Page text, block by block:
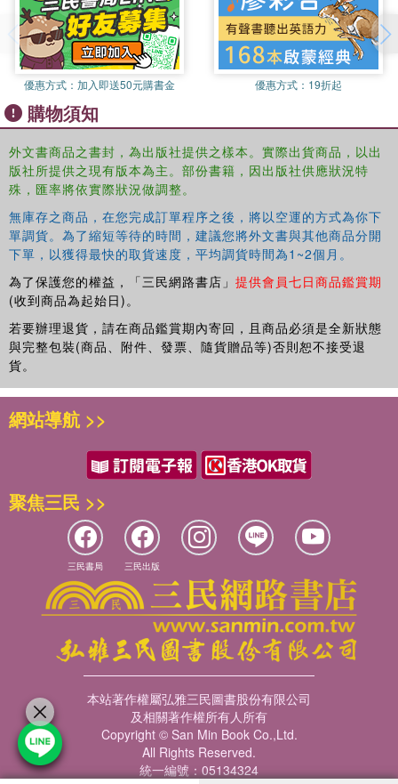
優惠方式： 加入即送50元購書金 優惠方式： 19折起
購物須知
外文書商品之書封，為出版社提供之樣本。實際出貨商品，以出
版社所提供之現有版本為主。部份書籍，因出版社供應狀況特
殊，匯率將依實際狀況做調整。
無庫存之商品，在您完成訂單程序之後，將以空運的方式為你下
單調貨。為了縮短等待的時間，建議您將外文書與其他商品分開
下單，以獲得最快的取貨速度，平均調貨時間為1~2個月。
為了保護您的權益，「三民網路書店」 提供會員七日商品鑑賞期
(收到商品為起始日)。
若要辦理退貨，請在商品鑑賞期內寄回，且商品必須是全新狀態
與完整包裝(商品、附件、發票、隨貨贈品等)否則恕不接受退
貨。
網站導航 >>
聚焦三民 >>
三民書局 三民出版
本站著作權屬弘雅三民圖書股份有限公司
及相關著作權所有人所有
Copyright © San Min Book Co.,Ltd.
All Rights Reserved.
統一編號：05134324